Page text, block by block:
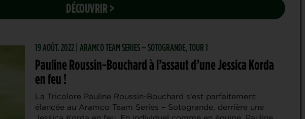
DÉCOUVRIR >
19 AOÛT. 2022 | ARAMCO TEAM SERIES – SOTOGRANDE, TOUR 1
Pauline Roussin-Bouchard à l’assaut d’une Jessica Korda
en feu !
La Tricolore Pauline Roussin-Bouchard s’est parfaitement
élancée au Aramco Team Series – Sotogrande, derrière une